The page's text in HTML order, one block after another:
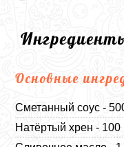
Основные
Сметанный соус -
Натёртый хрен - 100